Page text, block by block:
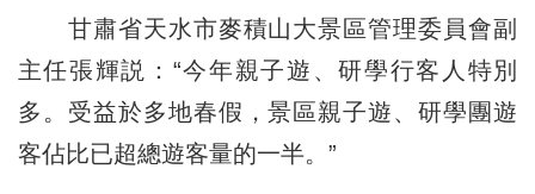
甘肅省天水市麥積山大景區管理委員會副
主任張輝説：“今年親子遊、研學行客人特別
多。受益於多地春假，景區親子遊、研學團遊
客佔比已超總遊客量的一半。”